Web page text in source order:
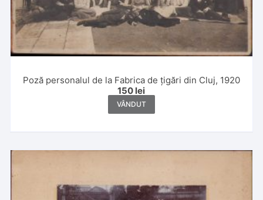
Poză personalul de la Fabrica de țigări din Cluj, 1920
150 lei
VÂNDUT